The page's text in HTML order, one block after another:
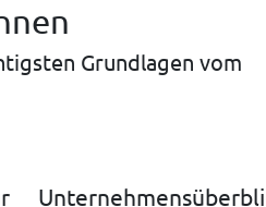
Grundlagen vom